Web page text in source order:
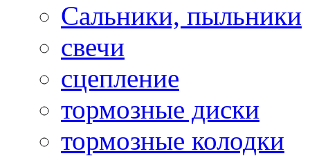
Сальники, пыльники
свечи
сцепление
тормозные диски
тормозные колодки